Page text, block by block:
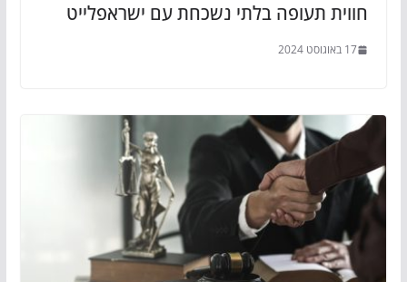
חווית תעופה בלתי נשכחת עם ישראפלייט
17 באוגוסט 2024